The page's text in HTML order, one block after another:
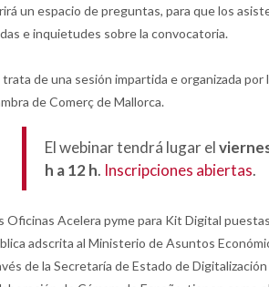
un espacio de preguntas, para que los
e inquietudes sobre la convocatoria.
trata de una sesión impartida e organizada por
de Comerç de Mallorca.
El webinar tendrá lugar el
h a 12 h. Inscripciones abiertas.
Oficinas Acelera pyme para Kit Digital
adscrita al Ministerio de Asuntos
de la Secretaría de Estado de